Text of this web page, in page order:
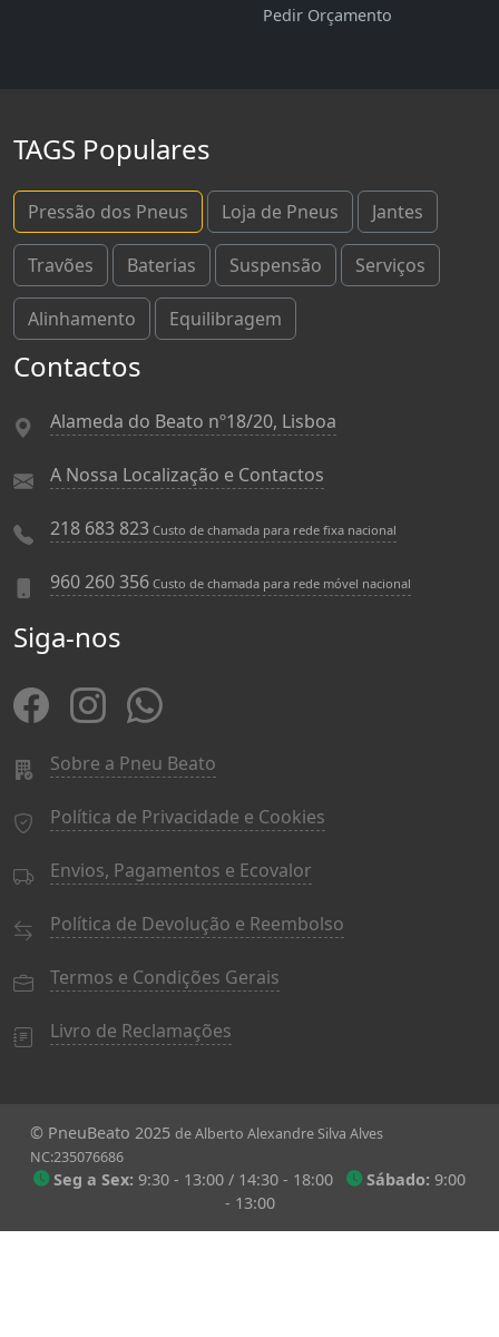
Pedir Orçamento
TAGS Populares
Pressão dos Pneus Loja de Pneus Jantes
Travões Baterias Suspensão Serviços
Alinhamento Equilibragem
Contactos
Alameda do Beato nº18/20, Lisboa
A Nossa Localização e Contactos
218 683 823 Custo de chamada para rede fixa nacional
960 260 356 Custo de chamada para rede móvel nacional
Siga-nos
Sobre a Pneu Beato
Política de Privacidade e Cookies
Envios, Pagamentos e Ecovalor
Política de Devolução e Reembolso
Termos e Condições Gerais
Livro de Reclamações
© PneuBeato 2025 de Alberto Alexandre Silva Alves
NC:235076686
Seg a Sex: 9:30 - 13:00 / 14:30 - 18:00 Sábado: 9:00
- 13:00